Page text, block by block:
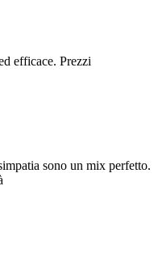
efficace. Prezzi
sono un mix perfetto.